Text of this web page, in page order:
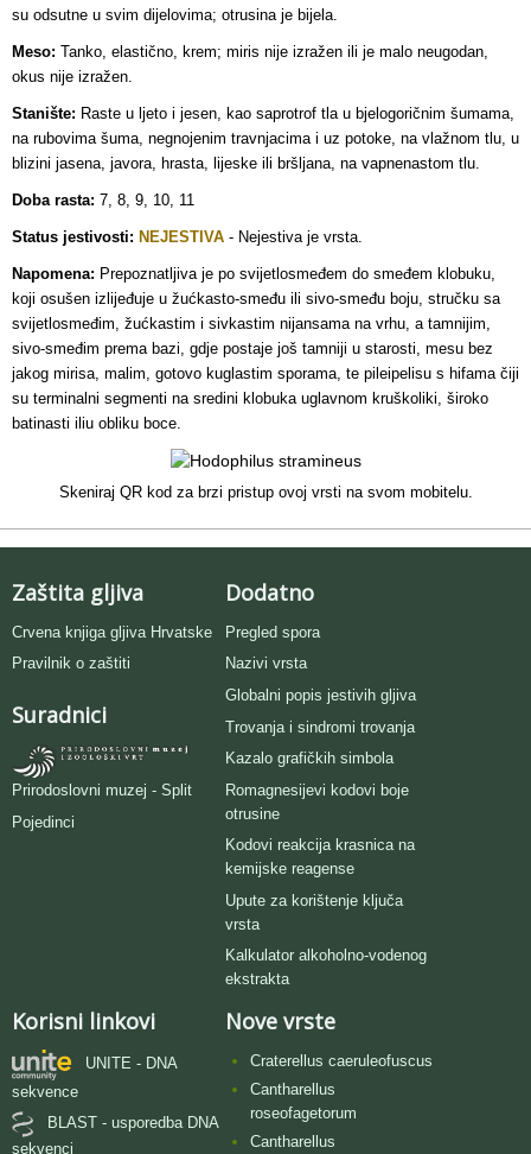
su odsutne u svim dijelovima; otrusina je bijela.
Meso: Tanko, elastično, krem; miris nije izražen ili je malo neugodan,
okus nije izražen.
Stanište: Raste u ljeto i jesen, kao saprotrof tla u bjelogoričnim šumama,
na rubovima šuma, negnojenim travnjacima i uz potoke, na vlažnom tlu, u
blizini jasena, javora, hrasta, lijeske ili bršljana, na vapnenastom tlu.
Doba rasta: 7, 8, 9, 10, 11
Status jestivosti: NEJESTIVA - Nejestiva je vrsta.
Napomena: Prepoznatljiva je po svijetlosmeđem do smeđem klobuku,
koji osušen izlijeđuje u žućkasto-smeđu ili sivo-smeđu boju, stručku sa
svijetlosmeđim, žućkastim i sivkastim nijansama na vrhu, a tamnijim,
sivo-smeđim prema bazi, gdje postaje još tamniji u starosti, mesu bez
jakog mirisa, malim, gotovo kuglastim sporama, te pileipelisu s hifama čiji
su terminalni segmenti na sredini klobuka uglavnom kruškoliki, široko
batinasti iliu obliku boce.
Skeniraj QR kod za brzi pristup ovoj vrsti na svom mobitelu.
Zaštita gljiva
Crvena knjiga gljiva Hrvatske
Pravilnik o zaštiti
Suradnici
Prirodoslovni muzej - Split
Pojedinci
Dodatno
Pregled spora
Nazivi vrsta
Globalni popis jestivih gljiva
Trovanja i sindromi trovanja
Kazalo grafičkih simbola
Romagnesijevi kodovi boje
otrusine
Kodovi reakcija krasnica na
kemijske reagense
Upute za korištenje ključa
vrsta
Kalkulator alkoholno-vodenog
ekstrakta
Korisni linkovi
UNITE - DNA
sekvence
BLAST - usporedba DNA
sekvenci
Nove vrste
Craterellus caeruleofuscus
Cantharellus
roseofagetorum
Cantharellus